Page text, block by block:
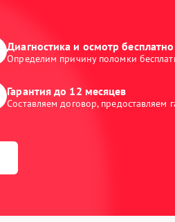
Диагностика и осмотр бесплатно
Определим причину поломки
Гарантия до 12 месяцев
Составляем договор, предоставляем